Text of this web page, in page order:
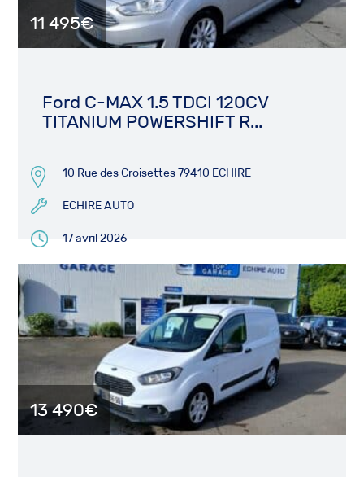
11 495€
Ford C-MAX 1.5 TDCI 120CV
TITANIUM POWERSHIFT R...
10 Rue des Croisettes 79410 ECHIRE
ECHIRE AUTO
17 avril 2026
13 490€